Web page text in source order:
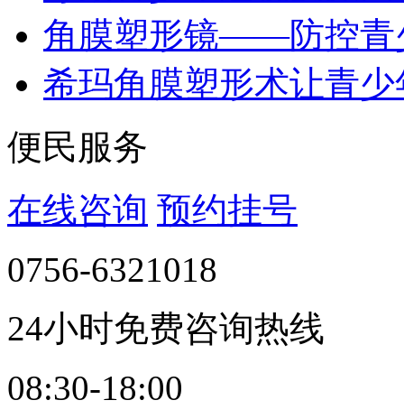
角膜塑形镜——防控青
希玛角膜塑形术让青
便民服务
在线咨询 预约挂号
0756-6321018
24小时免费咨询热线
08:30-18:00